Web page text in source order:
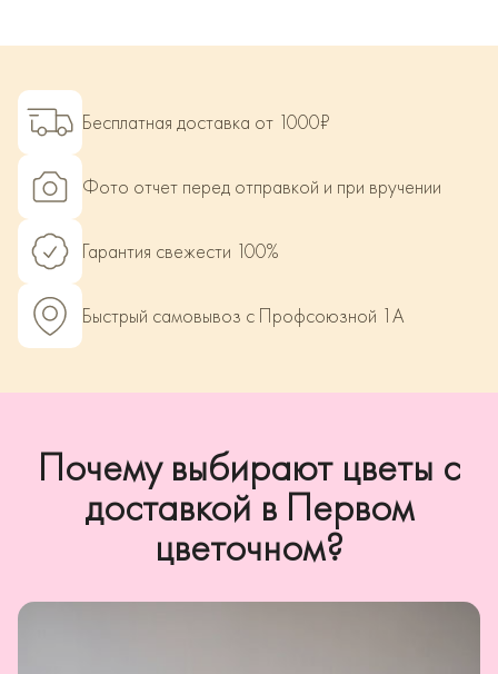
Бесплатная доставка от 1000₽
Фото отчет перед отправкой и при вручении
Гарантия свежести 100%
Быстрый самовывоз с Профсоюзной 1А
Почему выбирают цветы с
доставкой в Первом
цветочном?